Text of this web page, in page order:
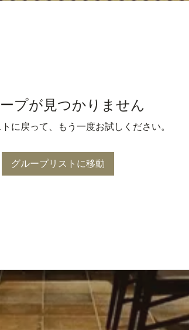
プが見つかりません
に戻って、もう一度お試しください。
グループリストに移動